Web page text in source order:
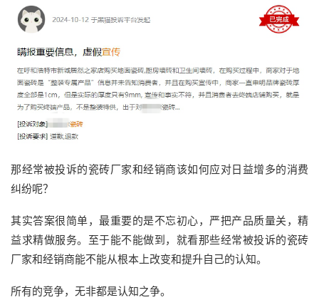
那经常被投诉的瓷砖厂家和经销商该如何应对日益增多的消费
纠纷呢？
其实答案很简单，最重要的是不忘初心，严把产品质量关，精
益求精做服务。至于能不能做到，就看那些经常被投诉的瓷砖
厂家和经销商能不能从根本上改变和提升自己的认知。
所有的竞争，无非都是认知之争。